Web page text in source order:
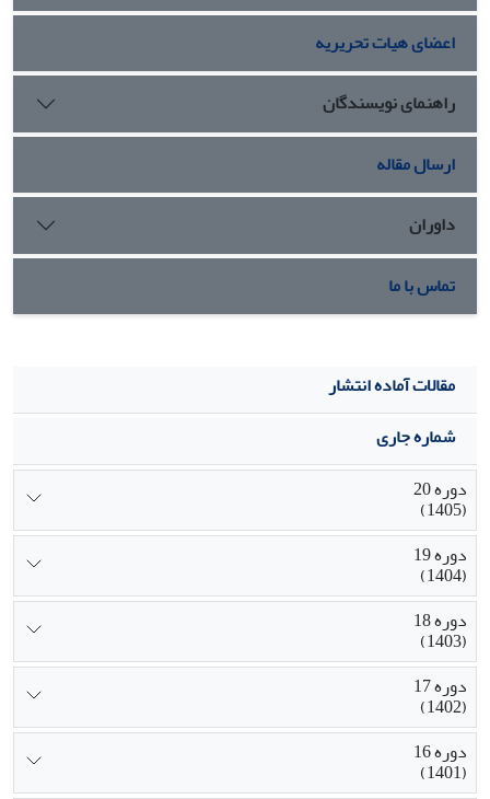
توسعه حرفه‏ای معلمان را کاهش ‏می‏دهد.
اعضای هیات تحریریه
راهنمای نویسندگان
ارسال مقاله
داوران
تماس با ما
مقالات آماده انتشار
شماره جاری
دوره 20
(1405)
دوره 19
(1404)
دوره 18
(1403)
دوره 17
(1402)
دوره 16
(1401)